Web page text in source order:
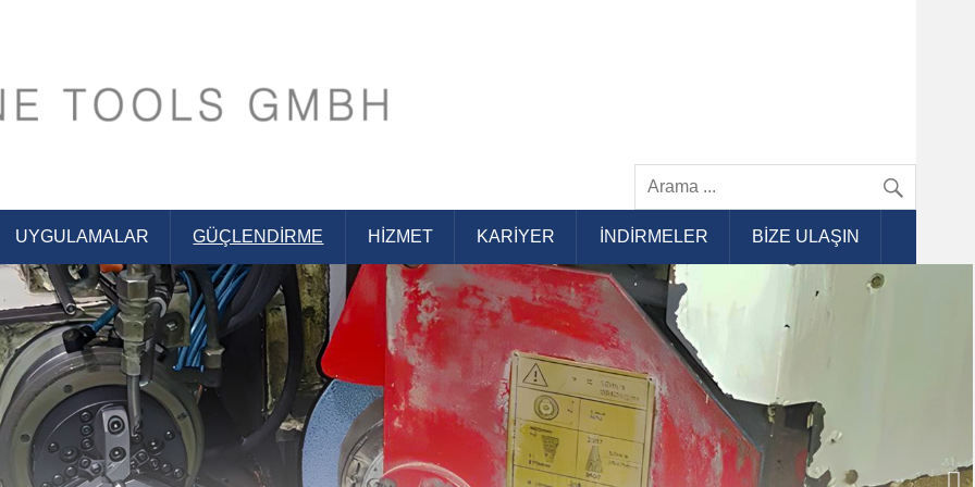
UYGULAMALAR GÜÇLENDIRME HIZMET KARIYER İNDIRMELER BIZE ULAŞIN